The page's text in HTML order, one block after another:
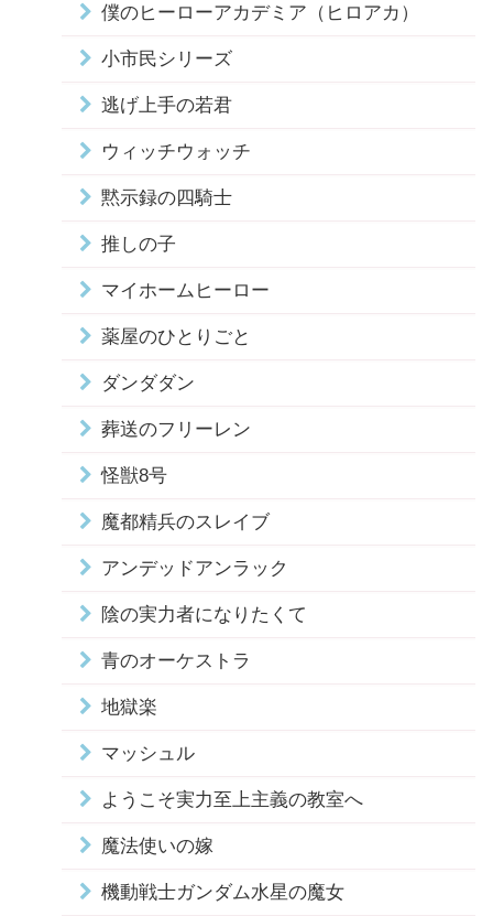
僕のヒーローアカデミア（ヒロアカ）
小市民シリーズ
逃げ上手の若君
ウィッチウォッチ
黙示録の四騎士
推しの子
マイホームヒーロー
薬屋のひとりごと
ダンダダン
葬送のフリーレン
怪獣8号
魔都精兵のスレイブ
アンデッドアンラック
陰の実力者になりたくて
青のオーケストラ
地獄楽
マッシュル
ようこそ実力至上主義の教室へ
魔法使いの嫁
機動戦士ガンダム水星の魔女